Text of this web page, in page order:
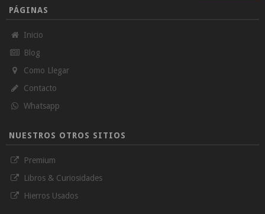
for
PÁGINAS
Inicio
Blog
Como Llegar
Contacto
Whatsapp
NUESTROS OTROS SITIOS
Premium
Libros & Curiosidades
Hierros Usados